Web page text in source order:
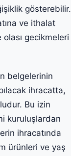
gösterebilir.
ve ithalat
gecikmeleri
belgelerinin
ihracatta,
Bu izin
kuruluşlardan
ihracatında
ürünleri ve yaş